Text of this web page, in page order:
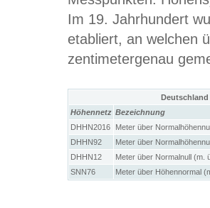
Im 19. Jahrhundert
etabliert, an welchen
zentimetergenau
Höhennetz Bezeichnung
DHHN2016
Meter über
DHHN92
Meter über
DHHN12
Meter über Normalnull (m.
SNN76
Meter über Höhennormal